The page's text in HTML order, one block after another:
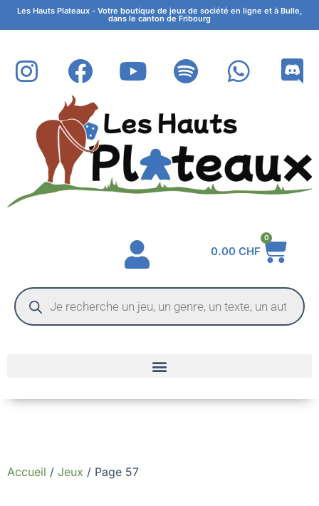
Les Hauts Plateaux - Votre boutique de jeux de société en ligne et à Bulle,
dans le canton de Fribourg
0.00 CHF
0
Accueil / Jeux / Page 57